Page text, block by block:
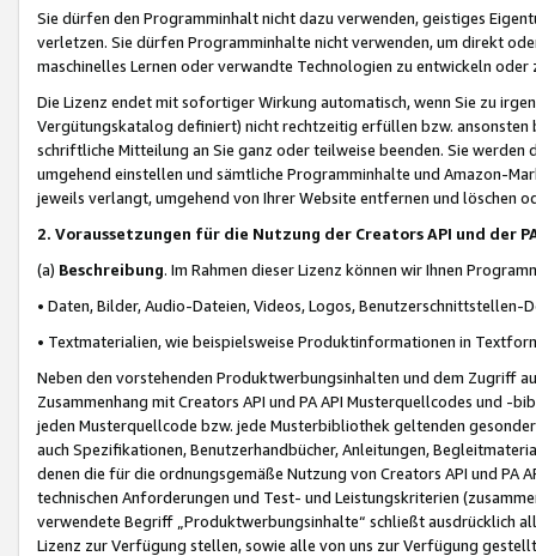
Sie dürfen den Programminhalt nicht dazu verwenden, geistiges
verletzen. Sie dürfen Programminhalte nicht verwenden, um direkt
maschinelles Lernen oder verwandte Technologien zu entwickeln
Die Lizenz endet mit sofortiger Wirkung automatisch, wenn Sie zu
Vergütungskatalog definiert) nicht rechtzeitig erfüllen bzw. ansonsten
schriftliche Mitteilung an Sie ganz oder teilweise beenden. Sie werden
umgehend einstellen und sämtliche Programminhalte und Amazon-
jeweils verlangt, umgehend von Ihrer Website entfernen und löschen
2. Voraussetzungen für die Nutzung der Creators API und der
(a) Beschreibung. Im Rahmen dieser Lizenz können wir Ihnen
• Daten, Bilder, Audio-Dateien, Videos, Logos, Benutzerschnittstellen-
• Textmaterialien, wie beispielsweise Produktinformationen in
Neben den vorstehenden Produktwerbungsinhalten und dem Zugriff
Zusammenhang mit Creators API und PA API Musterquellcodes und
jeden Musterquellcode bzw. jede Musterbibliothek geltenden
auch Spezifikationen, Benutzerhandbücher, Anleitungen,
denen die für die ordnungsgemäße Nutzung von Creators API und PA
technischen Anforderungen und Test- und Leistungskriterien
verwendete Begriff „Produktwerbungsinhalte“ schließt ausdrücklich
Lizenz zur Verfügung stellen, sowie alle von uns zur Verfügung